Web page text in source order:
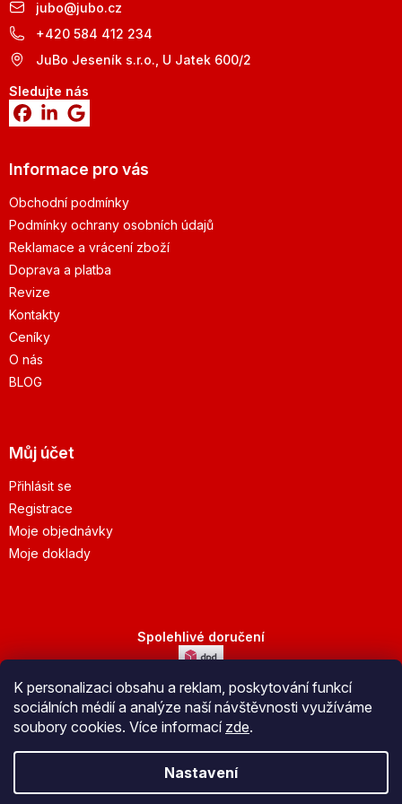
K personalizaci obsahu a reklam, poskytování funkcí
sociálních médií a analýze naší návštěvnosti využíváme
soubory cookies. Více informací zde.
Nastavení
jubo@jubo.cz
+420 584 412 234
JuBo Jeseník s.r.o., U Jatek 600/2
Sledujte nás
Informace pro vás
Obchodní podmínky
Podmínky ochrany osobních údajů
Reklamace a vrácení zboží
Doprava a platba
Revize
Kontakty
Ceníky
O nás
BLOG
Můj účet
Přihlásit se
Registrace
Moje objednávky
Moje doklady
Spolehlivé doručení
Bezpečná platba